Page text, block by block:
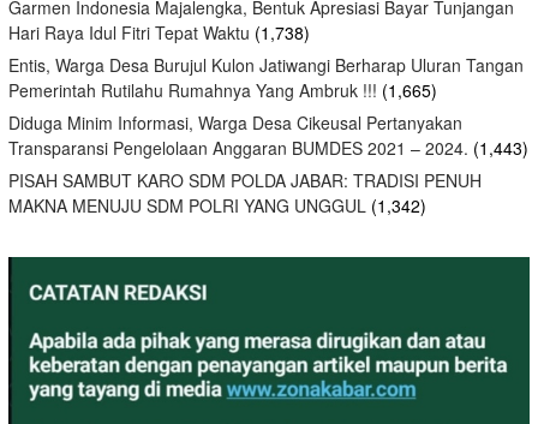
Garmen Indonesia Majalengka, Bentuk Apresiasi Bayar Tunjangan
Hari Raya Idul Fitri Tepat Waktu (1,738)
Entis, Warga Desa Burujul Kulon Jatiwangi Berharap Uluran Tangan
Pemerintah Rutilahu Rumahnya Yang Ambruk !!! (1,665)
Diduga Minim Informasi, Warga Desa Cikeusal Pertanyakan
Transparansi Pengelolaan Anggaran BUMDES 2021 – 2024. (1,443)
PISAH SAMBUT KARO SDM POLDA JABAR: TRADISI PENUH
MAKNA MENUJU SDM POLRI YANG UNGGUL (1,342)